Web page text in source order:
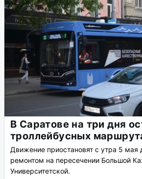
В Саратове на три дня
троллейбусных
Движение приостановят с утра 5 мая
ремонтом на пересечении Большой
Университетской.